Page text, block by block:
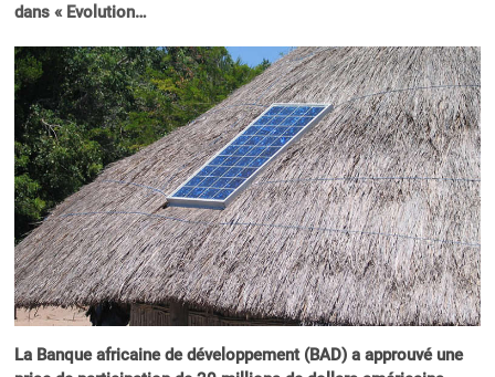
dans « Evolution…
La Banque africaine de développement (BAD) a approuvé une